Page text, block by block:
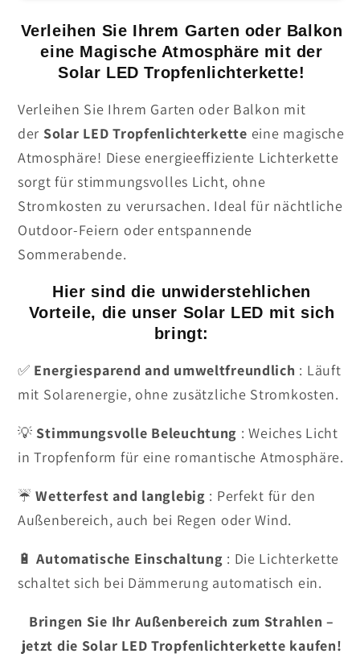
Verleihen Sie Ihrem Garten oder Balkon
eine Magische Atmosphäre mit der
Solar LED Tropfenlichterkette!
Verleihen Sie Ihrem Garten oder Balkon mit
der Solar LED Tropfenlichterkette eine magische
Atmosphäre! Diese energieeffiziente Lichterkette
sorgt für stimmungsvolles Licht, ohne
Stromkosten zu verursachen. Ideal für nächtliche
Outdoor-Feiern oder entspannende
Sommerabende.
Hier sind die unwiderstehlichen
Vorteile, die unser Solar LED mit sich
bringt:
✅ Energiesparend and umweltfreundlich : Läuft
mit Solarenergie, ohne zusätzliche Stromkosten.
💡 Stimmungsvolle Beleuchtung : Weiches Licht
in Tropfenform für eine romantische Atmosphäre.
☔Wetterfest and langlebig : Perfekt für den
Außenbereich, auch bei Regen oder Wind.
🔋Automatische Einschaltung : Die Lichterkette
schaltet sich bei Dämmerung automatisch ein.
Bringen Sie Ihr Außenbereich zum Strahlen –
jetzt die Solar LED Tropfenlichterkette kaufen!